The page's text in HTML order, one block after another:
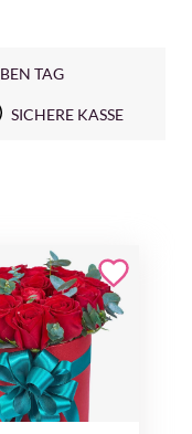
TAG
SICHERE KASSE